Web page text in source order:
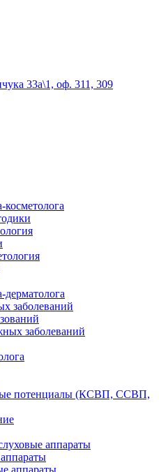
33а\1, оф. 311, 309
косметолога
дерматолога
заболеваний
заболеваний
потенциалы (КСВП, ССВП,
аппараты
аппараты